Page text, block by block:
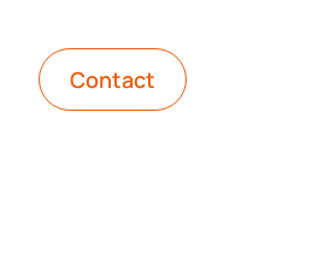
Contact